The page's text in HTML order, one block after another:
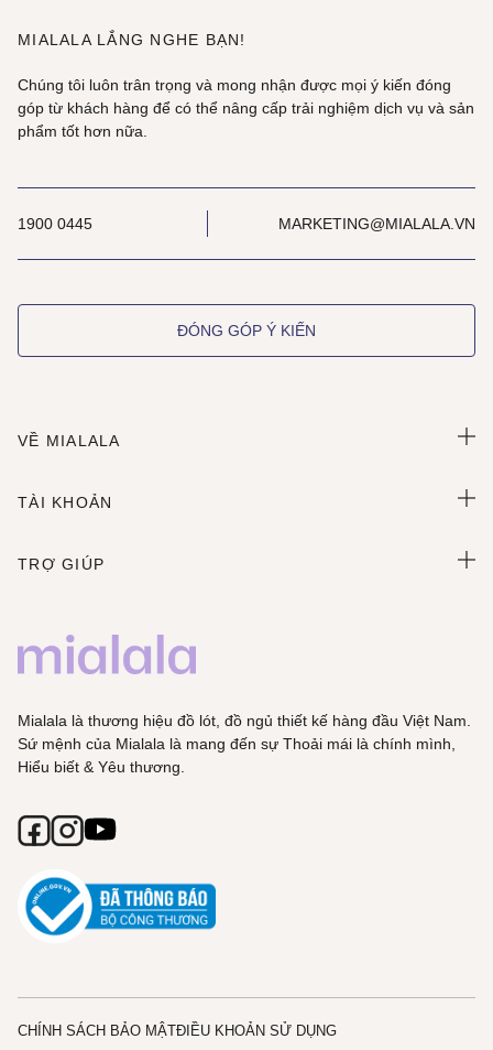
MIALALA LẮNG NGHE BẠN!
Chúng tôi luôn trân trọng và mong nhận được mọi ý kiến đóng
góp từ khách hàng để có thể nâng cấp trải nghiệm dịch vụ và sản
phẩm tốt hơn nữa.
1900 0445 MARKETING@MIALALA.VN
ĐÓNG GÓP Ý KIẾN
VỀ MIALALA
TÀI KHOẢN
TRỢ GIÚP
Mialala là thương hiệu đồ lót, đồ ngủ thiết kế hàng đầu Việt Nam.
Sứ mệnh của Mialala là mang đến sự Thoải mái là chính mình,
Hiểu biết & Yêu thương.
CHÍNH SÁCH BẢO MẬTĐIỀU KHOẢN SỬ DỤNG